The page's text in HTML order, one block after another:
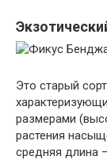
Это старый
размерами
растения
средняя длина